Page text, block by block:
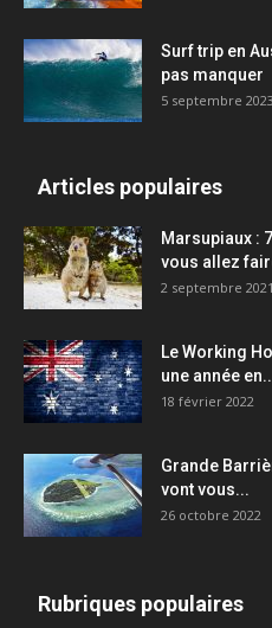
Surf trip en
pas manquer
5 septembre 2023
Articles populaires
Marsupiaux :
vous allez
2 septembre 2021
Le Working
une année
18 février 2022
Grande
vont vous...
26 octobre 2022
Rubriques populaires